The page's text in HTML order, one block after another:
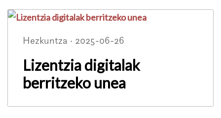
Hezkuntza · 2025-06-26
Lizentzia digitalak
berritzeko unea